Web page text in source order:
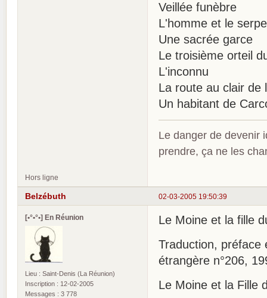
Veillée funèbre
L'homme et le
Une sacrée garce
Le troisième orteil
L'inconnu
La route au clair de
Un habitant de
Le danger de devenir
prendre, ça ne les
Hors ligne
02-03-2005 19:50:39
Belzébuth
[•°•°•] En Réunion
Lieu : Saint-Denis (La Réunion)
Inscription : 12-02-2005
Messages : 3 778
Le Moine et la fille
Traduction, préface
étrangère n°206,
Le Moine et la Fille